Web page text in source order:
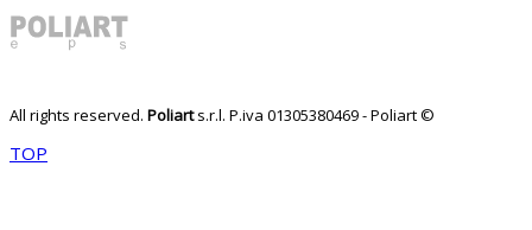
All rights reserved. Poliarts.r.l. P.iva 01305380469 - Poliart ©
TOP